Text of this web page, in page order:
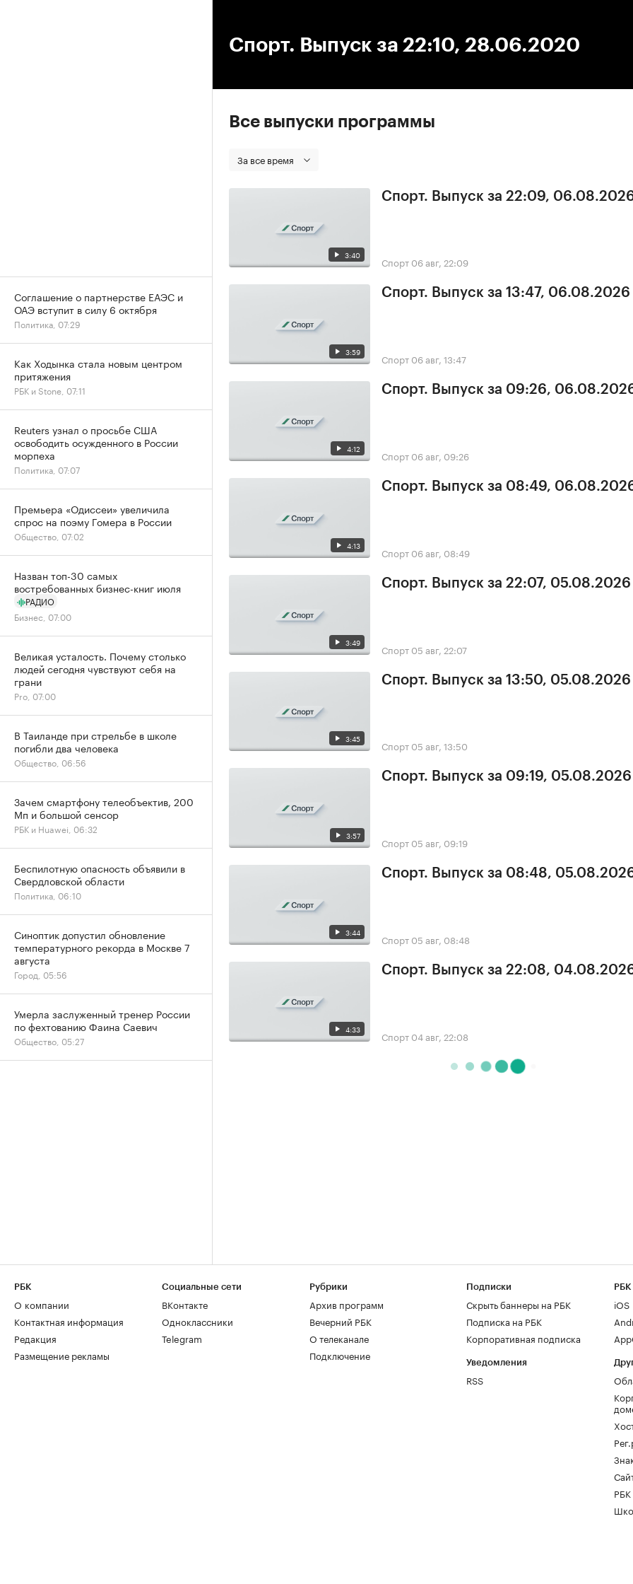
Спорт. Выпуск за 22:10, 28.06.2020
Все выпуски программы
За все время
3:40
Спорт. Выпуск за 22:09,
Спорт 06 авг, 22:09
3:59
Спорт. Выпуск за 13:47, 06.08.2026
Спорт 06 авг, 13:47
4:12
Спорт. Выпуск за 09:26,
Спорт 06 авг, 09:26
4:13
Спорт. Выпуск за 08:49,
Спорт 06 авг, 08:49
3:49
Спорт. Выпуск за 22:07, 05.08.2026
Спорт 05 авг, 22:07
3:45
Спорт. Выпуск за 13:50, 05.08.2026
Спорт 05 авг, 13:50
3:57
Спорт. Выпуск за 09:19, 05.08.2026
Спорт 05 авг, 09:19
3:44
Спорт. Выпуск за 08:48,
Спорт 05 авг, 08:48
4:33
Спорт. Выпуск за 22:08,
Спорт 04 авг, 22:08
Соглашение о партнерстве ЕАЭС и
ОАЭ вступит в силу 6 октября
Политика, 07:29
Как Ходынка стала новым центром
притяжения
РБК и Stone, 07:11
Reuters узнал о просьбе США
освободить осужденного в России
морпеха
Политика, 07:07
Премьера «Одиссеи» увеличила
спрос на поэму Гомера в России
Общество, 07:02
Назван топ-30 самых
востребованных бизнес-книг июля
РАДИО
Бизнес, 07:00
Великая усталость. Почему столько
людей сегодня чувствуют себя на
грани
Pro, 07:00
В Таиланде при стрельбе в школе
погибли два человека
Общество, 06:56
Зачем смартфону телеобъектив, 200
Мп и большой сенсор
РБК и Huawei, 06:32
Беспилотную опасность объявили в
Свердловской области
Политика, 06:10
Синоптик допустил обновление
температурного рекорда в Москве 7
августа
Город, 05:56
Умерла заслуженный тренер России
по фехтованию Фаина Саевич
Общество, 05:27
РБК
О компании
Контактная информация
Редакция
Размещение рекламы
Социальные сети
ВКонтакте
Одноклассники
Telegram
Рубрики
Архив программ
Вечерний РБК
О телеканале
Подключение
Подписки
Скрыть баннеры на РБК
Подписка на РБК
Корпоративная подписка
Уведомления
RSS
РБК
iOS